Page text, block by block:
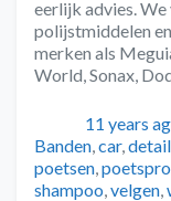
eerlijk advies. We
polijstmiddelen
merken als
World, Sonax,
Geplaatst
11 years
Banden car,
poetsen
shampoo velgen